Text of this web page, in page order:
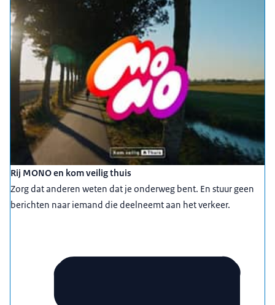
Rij MONO en kom veilig thuis
Zorg dat anderen weten dat je onderweg bent. En stuur geen
berichten naar iemand die deelneemt aan het verkeer.